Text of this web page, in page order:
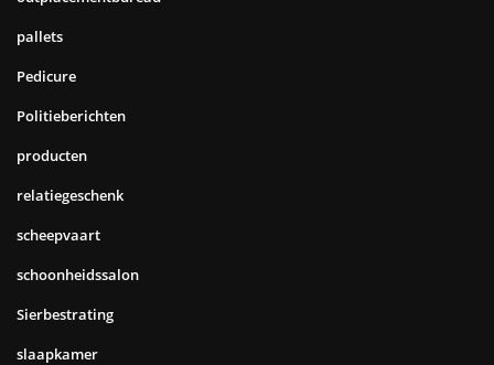
pallets
Pedicure
Politieberichten
producten
relatiegeschenk
scheepvaart
schoonheidssalon
Sierbestrating
slaapkamer